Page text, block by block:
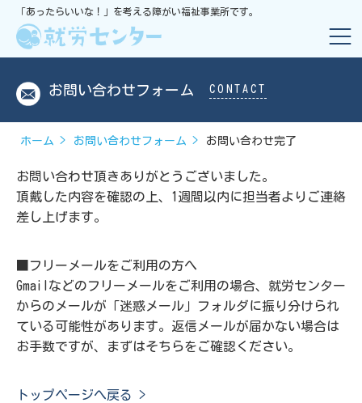
「あったらいいな！」を考える障がい福祉事業所です。
お問い合わせフォーム CONTACT
ホーム お問い合わせフォーム お問い合わせ完了
お問い合わせ頂きありがとうございました。
頂戴した内容を確認の上、1週間以内に担当者よりご連絡
差し上げます。
■フリーメールをご利用の方へ
Gmailなどのフリーメールをご利用の場合、就労センター
からのメールが「迷惑メール」フォルダに振り分けられ
ている可能性があります。返信メールが届かない場合は
お手数ですが、まずはそちらをご確認ください。
トップページへ戻る >